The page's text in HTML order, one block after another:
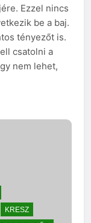
Ezzel nincs
be a baj.
tényezőt is.
csatolni a
nem lehet,
KRESZ